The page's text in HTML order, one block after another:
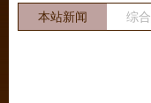
本站新闻 综